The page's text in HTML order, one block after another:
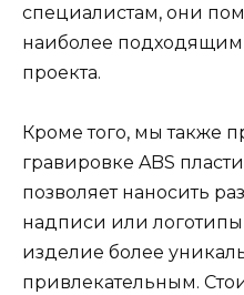
специалистам, они
наиболее
проекта.
Кроме того, мы также
гравировке ABS
позволяет наносить
надписи или логотипы
изделие более
привлекательным.